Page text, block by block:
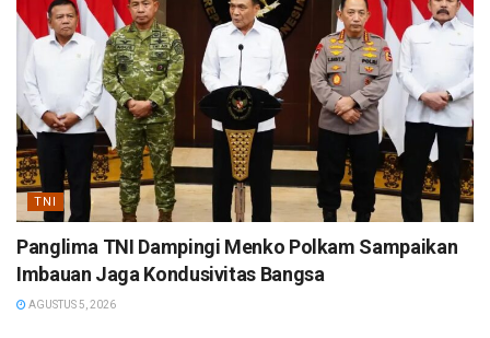
TNI
Panglima TNI Dampingi Menko Polkam Sampaikan
Imbauan Jaga Kondusivitas Bangsa
AGUSTUS 5, 2026